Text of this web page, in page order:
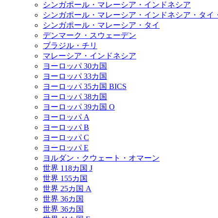
シンガポール・マレーシア・インドネシア
シンガポール・マレーシア・インドネシア・タイ
シンガポール・マレーシア・タイ
デンマーク・スウェーデン
ブラジル・チリ
マレーシア・インドネシア
ヨーロッパ 30カ国
ヨーロッパ 33カ国
ヨーロッパ 35カ国 BICS
ヨーロッパ 38カ国
ヨーロッパ 39カ国 O
ヨーロッパ A
ヨーロッパ B
ヨーロッパ C
ヨーロッパ E
ヨルダン・クウェート・オマーン
世界 118カ国 J
世界 155カ国
世界 25カ国 A
世界 36カ国
世界 36カ国